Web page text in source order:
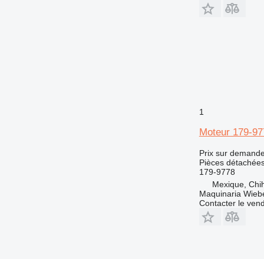
1
Moteur 179-
Prix sur
Pièces
179-9778
Mexique,
Maquinaria
Contacter le